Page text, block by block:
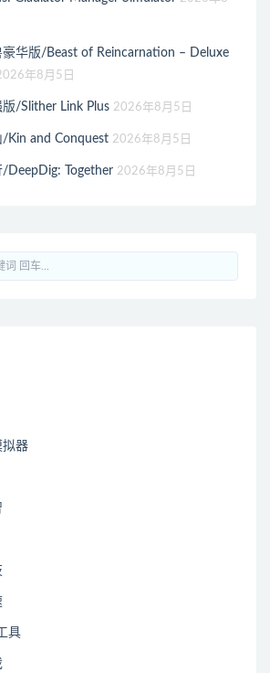
豪华版/Beast of Reincarnation – Deluxe
年8月5日
/Slither Link Plus 2026年8月5日
/Kin and Conquest 2026年8月5日
DeepDig: Together 2026年8月5日
拟器
具